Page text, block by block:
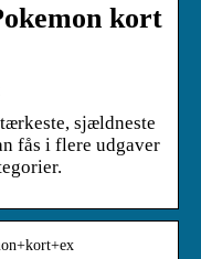
kort
sjældneste
fås i flere udgaver